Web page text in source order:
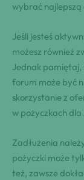
wybrać najlepszą
Jeśli jesteś
możesz również
Jednak pamiętaj,
forum może być
skorzystanie z
w pożyczkach dla
Zadłużenia
pożyczki może
też, zawsze